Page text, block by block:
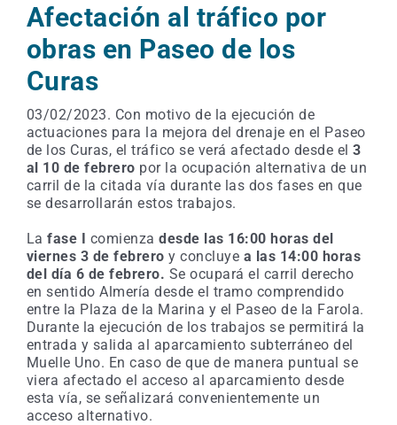
Afectación al tráfico por
obras en Paseo de los
Curas
03/02/2023. Con motivo de la ejecución de
actuaciones para la mejora del drenaje en el Paseo
de los Curas, el tráfico se verá afectado desde el3
al 10 de febrero por la ocupación alternativa de un
carril de la citada vía durante las dos fases en que
se desarrollarán estos trabajos.
Lafase I comienzadesde las 16:00 horas del
viernes 3 de febrero y concluye a las 14:00 horas
del día 6 de febrero. Se ocupará el carril derecho
en sentido Almería desde el tramo comprendido
entre la Plaza de la Marina y el Paseo de la Farola.
Durante la ejecución de los trabajos se permitirá la
entrada y salida al aparcamiento subterráneo del
Muelle Uno. En caso de que de manera puntual se
viera afectado el acceso al aparcamiento desde
esta vía, se señalizará convenientemente un
acceso alternativo.